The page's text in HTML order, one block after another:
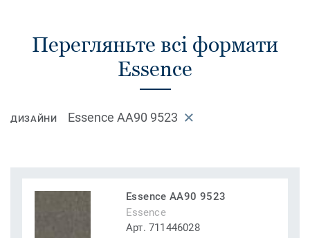
Перегляньте всі формати
Essence
ДИЗАЙНИ Essence AA90 9523
Essence AA90 9523
Essence
Арт. 711446028